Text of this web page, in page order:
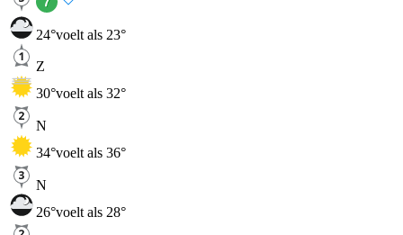
24°voelt als 23°
Z
30°voelt als 32°
N
34°voelt als 36°
N
26°voelt als 28°